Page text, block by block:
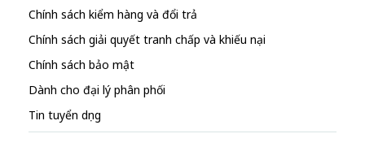
Chính sách kiểm hàng và đổi trả
Chính sách giải quyết tranh chấp và khiếu nại
Chính sách bảo mật
Dành cho đại lý phân phối
Tin tuyển dụng